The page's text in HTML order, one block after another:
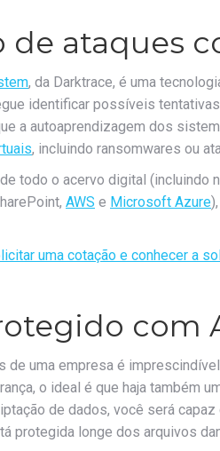
de ataques
, da Darktrace, é uma
identificar possíveis
a autoaprendizagem dos
, incluindo ransomwares ou
todo o acervo digital
AWS e Microsoft Azure
uma cotação e conhecer a
com
de uma empresa é
o ideal é que haja também
de dados, você será
protegida longe dos arquivos